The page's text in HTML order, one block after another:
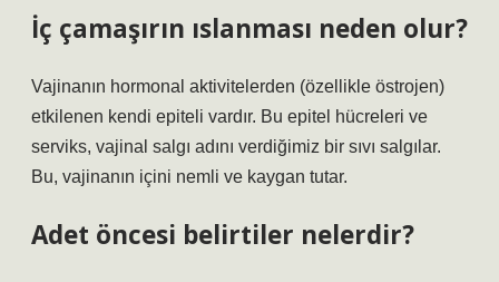
İç çamaşırın ıslanması neden olur?
Vajinanın hormonal aktivitelerden (özellikle östrojen)
etkilenen kendi epiteli vardır. Bu epitel hücreleri ve
serviks, vajinal salgı adını verdiğimiz bir sıvı salgılar.
Bu, vajinanın içini nemli ve kaygan tutar.
Adet öncesi belirtiler nelerdir?